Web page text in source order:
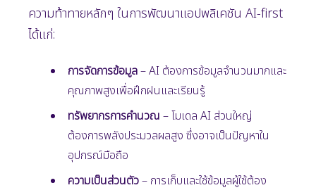
ความท้าทายหลักๆ ในการพัฒนาแอปพลิเคชัน AI-first
ได้แก่:
การจัดการข้อมูล– AI ต้องการข้อมูลจำนวนมากและ
คุณภาพสูงเพื่อฝึกฝนและเรียนรู้
ทรัพยากรการคำนวณ – โมเดล AI ส่วนใหญ่
ต้องการพลังประมวลผลสูง ซึ่งอาจเป็นปัญหาใน
อุปกรณ์มือถือ
ความเป็นส่วนตัว– การเก็บและใช้ข้อมูลผู้ใช้ต้อง